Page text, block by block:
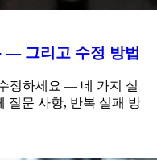
— 그리고 수정 방법
정하세요 — 네 가지 실
질문 사항, 반복 실패 방